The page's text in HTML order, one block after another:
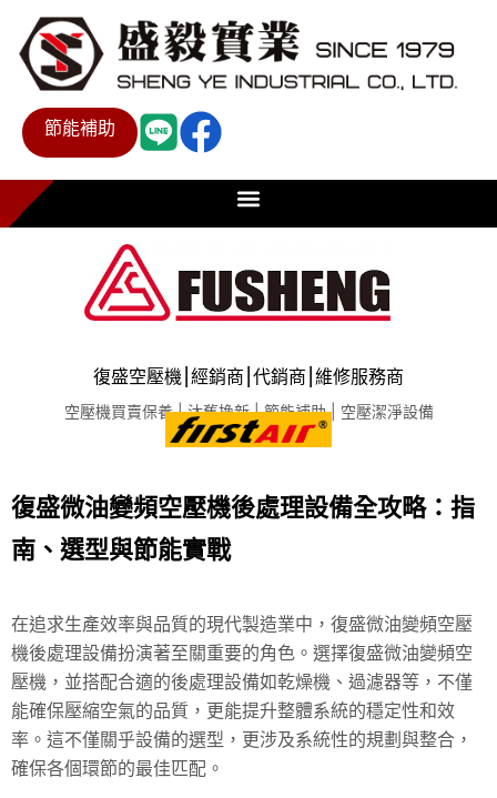
節能補助
復盛空壓機⎮經銷商⎮代銷商⎮維修服務商
空壓機買賣保養 | 汰舊換新 | 節能補助 | 空壓潔淨設備
復盛微油變頻空壓機後處理設備全攻略：指
南、選型與節能實戰
在追求生產效率與品質的現代製造業中，復盛微油變頻空壓
機後處理設備扮演著至關重要的角色。選擇復盛微油變頻空
壓機，並搭配合適的後處理設備如乾燥機、過濾器等，不僅
能確保壓縮空氣的品質，更能提升整體系統的穩定性和效
率。這不僅關乎設備的選型，更涉及系統性的規劃與整合，
確保各個環節的最佳匹配。